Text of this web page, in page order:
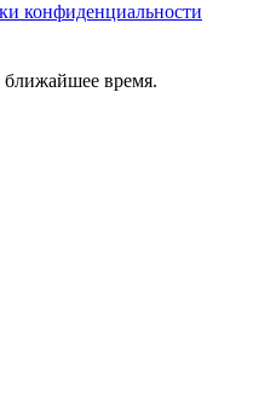
конфиденциальности
время.